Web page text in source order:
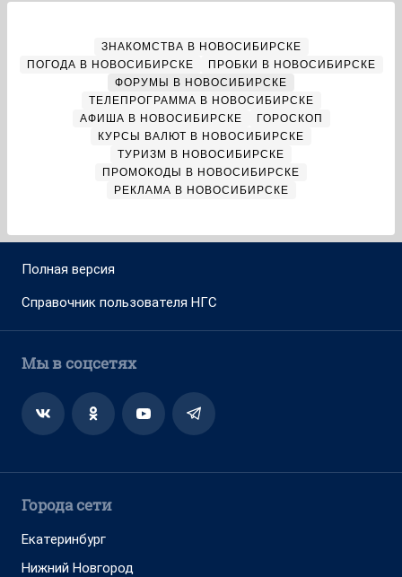
ЗНАКОМСТВА В НОВОСИБИРСКЕ
ПОГОДА В НОВОСИБИРСКЕ
ПРОБКИ В НОВОСИБИРСКЕ
ФОРУМЫ В НОВОСИБИРСКЕ
ТЕЛЕПРОГРАММА В НОВОСИБИРСКЕ
АФИША В НОВОСИБИРСКЕ
ГОРОСКОП
КУРСЫ ВАЛЮТ В НОВОСИБИРСКЕ
ТУРИЗМ В НОВОСИБИРСКЕ
ПРОМОКОДЫ В НОВОСИБИРСКЕ
РЕКЛАМА В НОВОСИБИРСКЕ
Полная версия
Справочник пользователя НГС
Мы в соцсетях
Города сети
Екатеринбург
Нижний Новгород